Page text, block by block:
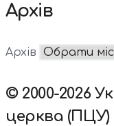
Архів
Архів
© 2000-2026
церква (ПЦУ)